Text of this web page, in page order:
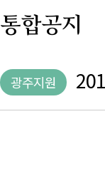
통합공지
광주지원